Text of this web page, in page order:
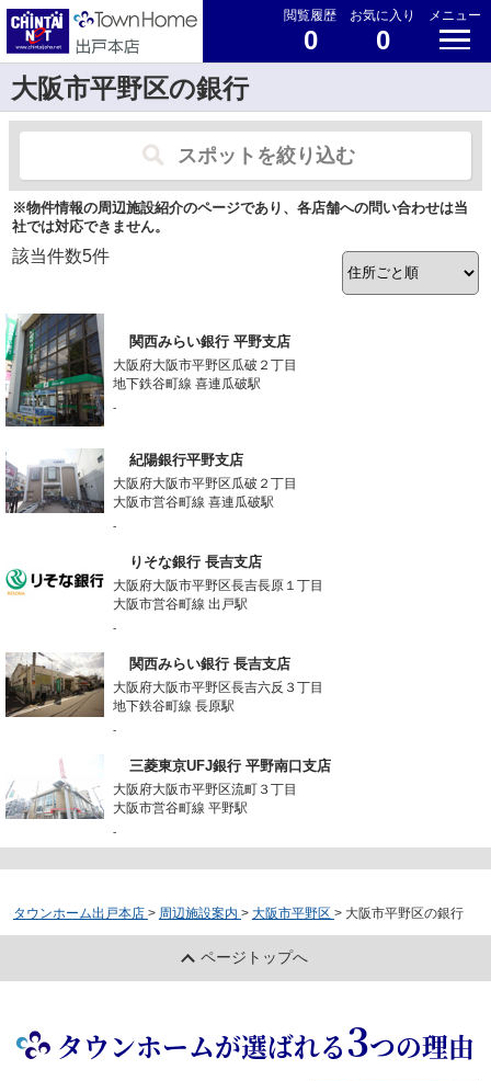
閲覧履歴
0
お気に入り
0
メニュー
大阪市平野区の銀行
スポットを絞り込む
※物件情報の周辺施設紹介のページであり、各店舗への問い合わせは当
社では対応できません。
該当件数5件
関西みらい銀行 平野支店
大阪府大阪市平野区瓜破２丁目
地下鉄谷町線 喜連瓜破駅
-
紀陽銀行平野支店
大阪府大阪市平野区瓜破２丁目
大阪市営谷町線 喜連瓜破駅
-
りそな銀行 長吉支店
大阪府大阪市平野区長吉長原１丁目
大阪市営谷町線 出戸駅
-
関西みらい銀行 長吉支店
大阪府大阪市平野区長吉六反３丁目
地下鉄谷町線 長原駅
-
三菱東京UFJ銀行 平野南口支店
大阪府大阪市平野区流町３丁目
大阪市営谷町線 平野駅
-
タウンホーム出戸本店 > 周辺施設案内 > 大阪市平野区 > 大阪市平野区の銀行
ページトップへ
タウンホームが選ばれる3つの理由